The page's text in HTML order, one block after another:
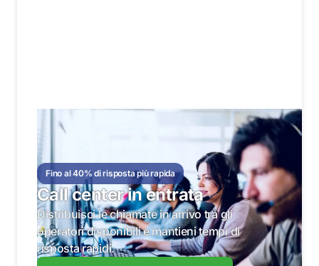
Fino al 40% di risposta più rapida
Call center in entrata
Distribuisci le chiamate in arrivo tra gli
operatori disponibili e mantieni tempi di
risposta rapidi.